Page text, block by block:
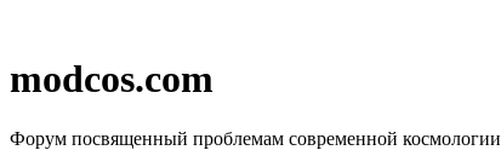
modcos.com
Форум посвященный проблемам современной космологии